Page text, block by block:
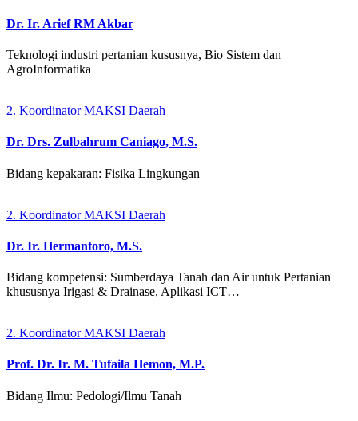
Dr. Ir. Arief RM Akbar
Teknologi industri pertanian kususnya, Bio Sistem dan
AgroInformatika
2. Koordinator MAKSI Daerah
Dr. Drs. Zulbahrum Caniago, M.S.
Bidang kepakaran: Fisika Lingkungan
2. Koordinator MAKSI Daerah
Dr. Ir. Hermantoro, M.S.
Bidang kompetensi: Sumberdaya Tanah dan Air untuk Pertanian
khususnya Irigasi & Drainase, Aplikasi ICT…
2. Koordinator MAKSI Daerah
Prof. Dr. Ir. M. Tufaila Hemon, M.P.
Bidang Ilmu: Pedologi/Ilmu Tanah